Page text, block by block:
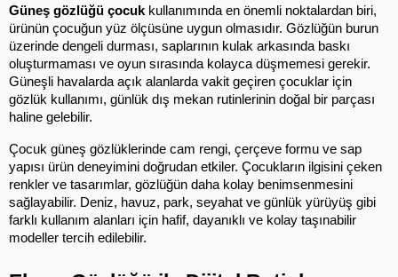
Güneş gözlüğü çocuk kullanımında en önemli noktalardan biri,
ürünün çocuğun yüz ölçüsüne uygun olmasıdır. Gözlüğün burun
üzerinde dengeli durması, saplarının kulak arkasında baskı
oluşturmaması ve oyun sırasında kolayca düşmemesi gerekir.
Güneşli havalarda açık alanlarda vakit geçiren çocuklar için
gözlük kullanımı, günlük dış mekan rutinlerinin doğal bir parçası
haline gelebilir.
Çocuk güneş gözlüklerinde cam rengi, çerçeve formu ve sap
yapısı ürün deneyimini doğrudan etkiler. Çocukların ilgisini çeken
renkler ve tasarımlar, gözlüğün daha kolay benimsenmesini
sağlayabilir. Deniz, havuz, park, seyahat ve günlük yürüyüş gibi
farklı kullanım alanları için hafif, dayanıklı ve kolay taşınabilir
modeller tercih edilebilir.